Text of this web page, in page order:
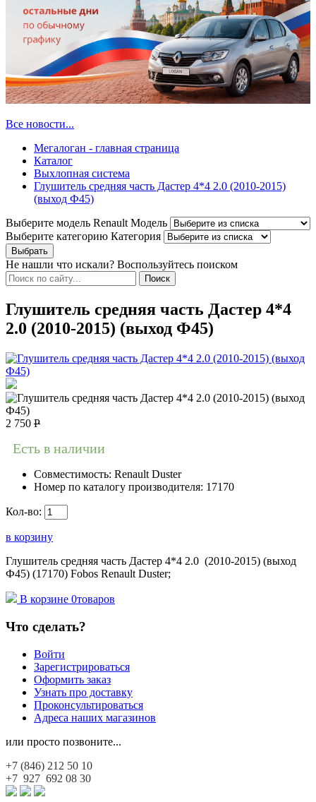
Все новости...
Мегалоган - главная страница
Каталог
Выхлопная система
Глушитель средняя часть Дастер 4*4 2.0 (2010-2015)
(выход Ф45)
Выберите модель Renault Модель
Выберите категорию Категория
Не нашли что искали? Воспользуйтесь поиском
Глушитель средняя часть Дастер 4*4
2.0 (2010-2015) (выход Ф45)
2 750 Р
Есть в наличии
Совместимость: Renault Duster
Номер по каталогу производителя: 17170
Кол-во:
в корзину
Глушитель средняя часть Дастер 4*4 2.0 (2010-2015) (выход
Ф45) (17170) Fobos Renault Duster;
В корзине 0товаров
Что сделать?
Войти
Зарегистрироваться
Оформить заказ
Узнать про доставку
Проконсультироваться
Адреса наших магазинов
или просто позвоните...
+7 (846) 212 50 10
+7 927 692 08 30